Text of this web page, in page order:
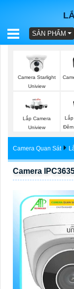
BÁO
TRỌN
VẤN
ĐẶT
SẢN PHẨM
Camera Starlight
Uniview
Lắp Camera
Uniview
Lắp
Camera Quan Sát
Camera